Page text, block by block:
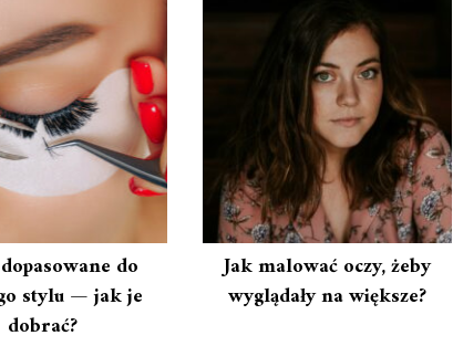
do
stylu — jak je
dobrać?
Jak malować oczy, żeby
wyglądały na większe?